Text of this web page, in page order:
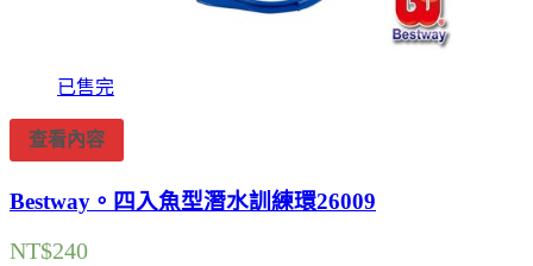
已售完
查看內容
Bestway。四入魚型潛水訓練環26009
NT$240